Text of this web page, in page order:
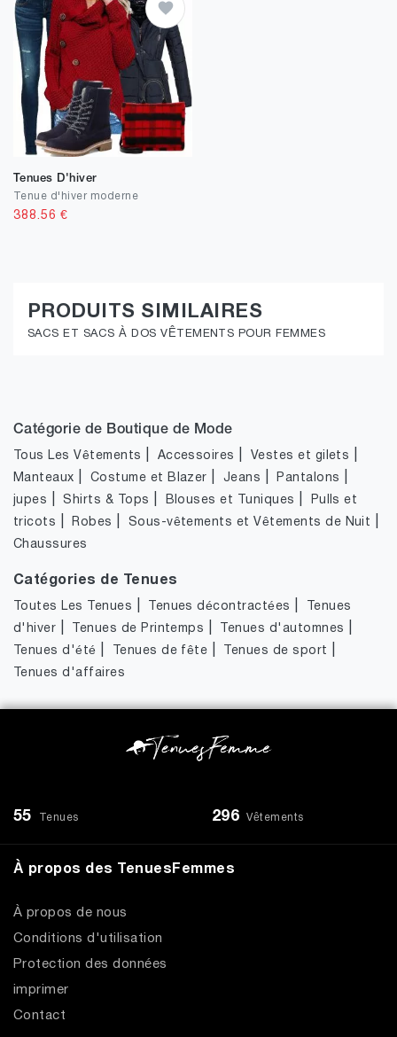
Tenues D'hiver
Tenue d'hiver moderne
388.56 €
PRODUITS SIMILAIRES
SACS ET SACS À DOS VÊTEMENTS POUR FEMMES
Catégorie de Boutique de Mode
Tous Les Vêtements Accessoires Vestes et gilets
Manteaux Costume et Blazer Jeans Pantalons
jupes |Shirts & Tops Blouses et Tuniques
Pulls et
tricots
Robes Sous-vêtements et Vêtements de Nuit
Chaussures
Catégories de Tenues
Toutes Les Tenues Tenues décontractées
Tenues
d'hiver
Tenues de Printemps Tenues d'automnes
Tenues d'été Tenues de fête Tenues de sport
Tenues d'affaires
55 Tenues 296 Vêtements
À propos des TenuesFemmes
À propos de nous
Conditions d'utilisation
Protection des données
imprimer
Contact